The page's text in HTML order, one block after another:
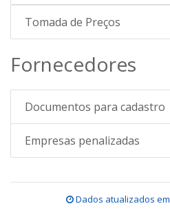
Tomada de Preços
Fornecedores
Documentos para cadastro
Empresas penalizadas
Dados atualizados em